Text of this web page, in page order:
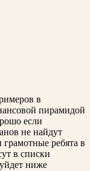
в
пирамидой
если
не найдут
грамотные ребята в
в списки
ниже